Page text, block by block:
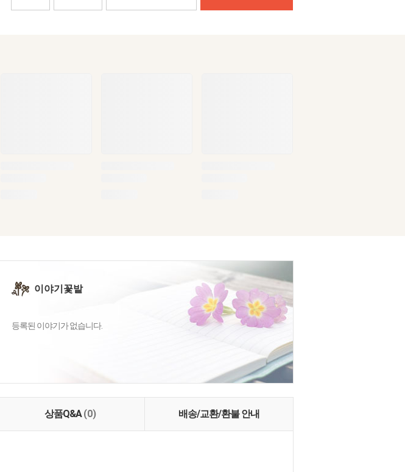
이야기꽃밭
등록된 이야기가 없습니다.
상품Q&A(0) 배송/교환/환불 안내